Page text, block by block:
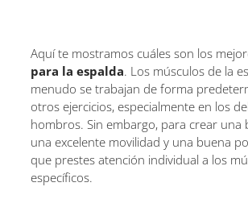
Aquí te mostramos cuáles son los
para la espalda. Los músculos de la
menudo se trabajan de forma
otros ejercicios, especialmente en los
hombros. Sin embargo, para crear una
una excelente movilidad y una buena
que prestes atención individual a los
específicos.